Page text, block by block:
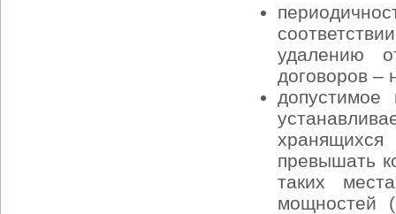
удалению
договоров –
допустимое
превышать
таких
мощностей